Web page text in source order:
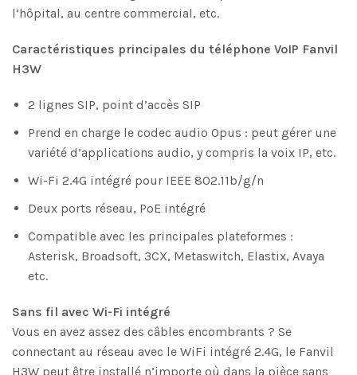
l’hôpital, au centre commercial, etc.
Caractéristiques principales du téléphone VoIP Fanvil
H3W
2 lignes SIP, point d’accès SIP
Prend en charge le codec audio Opus : peut gérer une
variété d’applications audio, y compris la voix IP, etc.
Wi-Fi 2.4G intégré pour IEEE 802.11b/g/n
Deux ports réseau, PoE intégré
Compatible avec les principales plateformes :
Asterisk, Broadsoft, 3CX, Metaswitch, Elastix, Avaya
etc.
Sans fil avec Wi-Fi intégré
Vous en avez assez des câbles encombrants ? Se
connectant au réseau avec le WiFi intégré 2.4G, le Fanvil
H3W peut être installé n’importe où dans la pièce sans